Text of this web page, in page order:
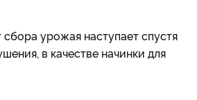
урожая наступает спустя
в качестве начинки для